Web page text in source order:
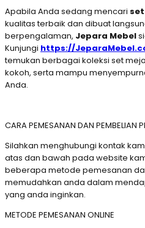
Apabila Anda sedang mencari
kualitas terbaik dan dibuat
berpengalaman, Jepara Mebel
Kunjungi https://
temukan berbagai koleksi set
kokoh, serta mampu
Anda.
CARA PEMESANAN DAN PEMBELIAN
Silahkan menghubungi kontak
atas dan bawah pada website
beberapa metode pemesanan
memudahkan anda dalam
yang anda inginkan.
METODE PEMESANAN ONLINE